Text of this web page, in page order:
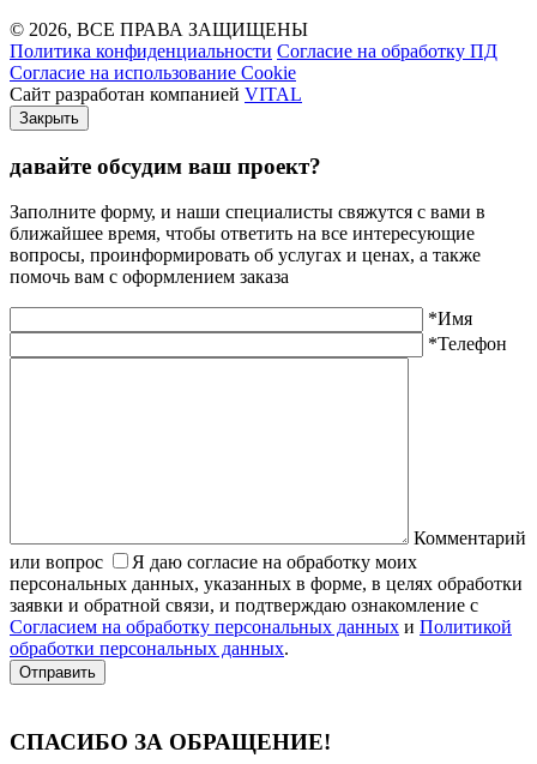
© 2026, ВСЕ ПРАВА ЗАЩИЩЕНЫ
Политика конфиденциальности Согласие на обработку ПД
Согласие на использование Cookie
Сайт разработан компанией VITAL
Закрыть
давайте обсудим ваш проект?
Заполните форму, и наши специалисты свяжутся с вами в
ближайшее время, чтобы ответить на все интересующие
вопросы, проинформировать об услугах и ценах, а также
помочь вам с оформлением заказа
*Имя
*Телефон
Комментарий
или вопрос
Я даю согласие на обработку моих
персональных данных, указанных в форме, в целях обработки
заявки и обратной связи, и подтверждаю ознакомление с
Согласием на обработку персональных данных и Политикой
обработки персональных данных.
Отправить
СПАСИБО ЗА ОБРАЩЕНИЕ!